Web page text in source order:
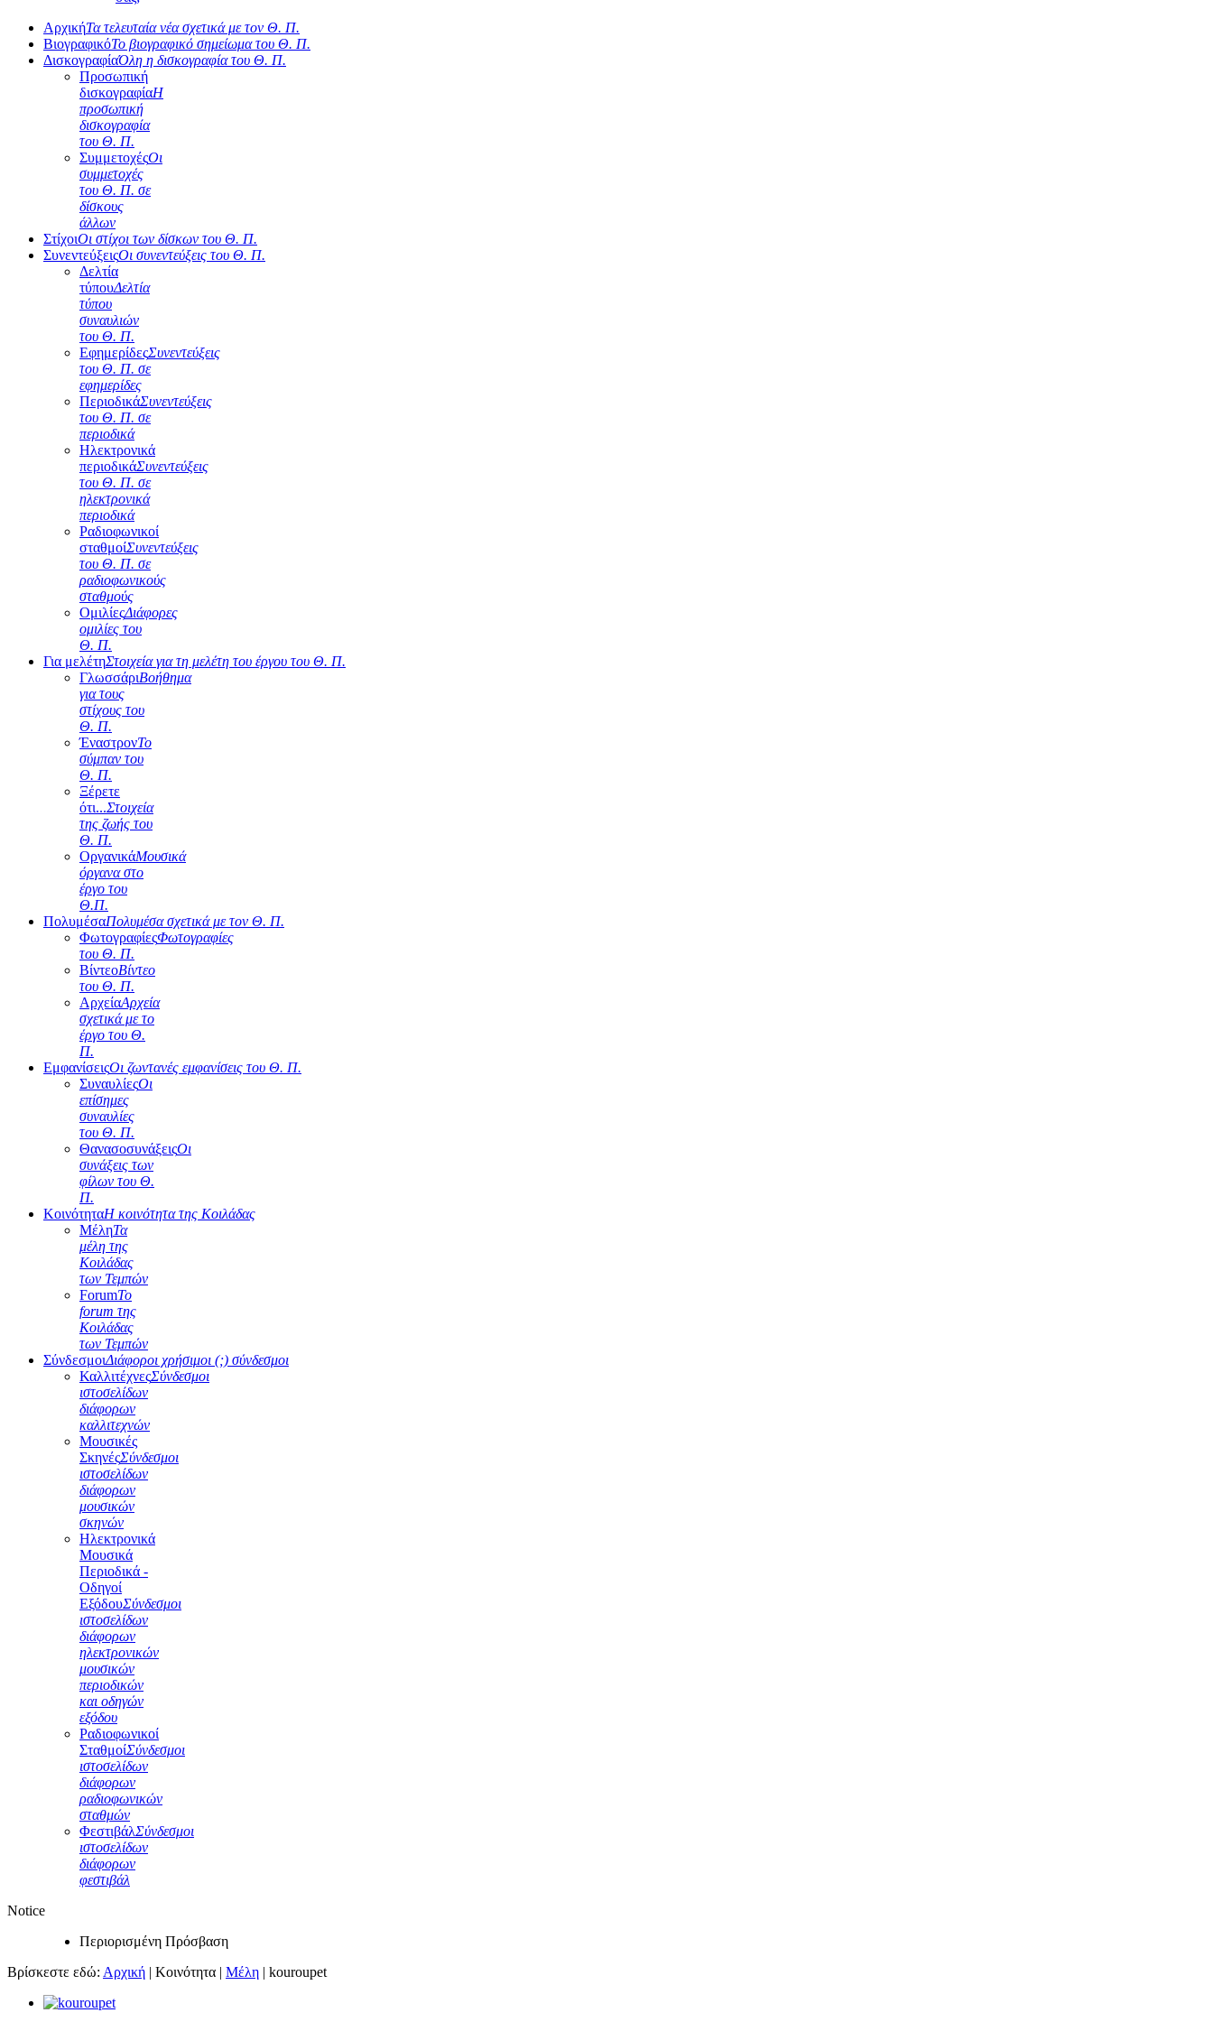
ΑρχικήΤα τελευταία νέα σχετικά με τον Θ. Π.
ΒιογραφικόΤο βιογραφικό σημείωμα του Θ. Π.
ΔισκογραφίαΌλη η δισκογραφία του Θ. Π.
Προσωπική
δισκογραφίαΗ
προσωπική
δισκογραφία
του Θ. Π.
ΣυμμετοχέςΟι
συμμετοχές
του Θ. Π. σε
δίσκους
άλλων
ΣτίχοιΟι στίχοι των δίσκων του Θ. Π.
ΣυνεντεύξειςΟι συνεντεύξεις του Θ. Π.
Δελτία
τύπουΔελτία
τύπου
συναυλιών
του Θ. Π.
ΕφημερίδεςΣυνεντεύξεις
του Θ. Π. σε
εφημερίδες
ΠεριοδικάΣυνεντεύξεις
του Θ. Π. σε
περιοδικά
Ηλεκτρονικά
περιοδικάΣυνεντεύξεις
του Θ. Π. σε
ηλεκτρονικά
περιοδικά
Ραδιοφωνικοί
σταθμοίΣυνεντεύξεις
του Θ. Π. σε
ραδιοφωνικούς
σταθμούς
ΟμιλίεςΔιάφορες
ομιλίες του
Θ. Π.
Για μελέτηΣτοιχεία για τη μελέτη του έργου του Θ. Π.
ΓλωσσάριΒοήθημα
για τους
στίχους του
Θ. Π.
ΈναστρονΤο
σύμπαν του
Θ. Π.
Ξέρετε
ότι...Στοιχεία
της ζωής του
Θ. Π.
ΟργανικάΜουσικά
όργανα στο
έργο του
Θ.Π.
ΠολυμέσαΠολυμέσα σχετικά με τον Θ. Π.
ΦωτογραφίεςΦωτογραφίες
του Θ. Π.
ΒίντεοΒίντεο
του Θ. Π.
ΑρχείαΑρχεία
σχετικά με το
έργο του Θ.
Π.
ΕμφανίσειςΟι ζωντανές εμφανίσεις του Θ. Π.
ΣυναυλίεςΟι
επίσημες
συναυλίες
του Θ. Π.
ΘανασοσυνάξειςΟι
συνάξεις των
φίλων του Θ.
Π.
ΚοινότηταΗ κοινότητα της Κοιλάδας
ΜέληΤα
μέλη της
Κοιλάδας
των Τεμπών
ForumΤο
forum της
Κοιλάδας
των Τεμπών
ΣύνδεσμοιΔιάφοροι χρήσιμοι (;) σύνδεσμοι
ΚαλλιτέχνεςΣύνδεσμοι
ιστοσελίδων
διάφορων
καλλιτεχνών
Μουσικές
ΣκηνέςΣύνδεσμοι
ιστοσελίδων
διάφορων
μουσικών
σκηνών
Ηλεκτρονικά
Μουσικά
Περιοδικά -
Οδηγοί
ΕξόδουΣύνδεσμοι
ιστοσελίδων
διάφορων
ηλεκτρονικών
μουσικών
περιοδικών
και οδηγών
εξόδου
Ραδιοφωνικοί
ΣταθμοίΣύνδεσμοι
ιστοσελίδων
διάφορων
ραδιοφωνικών
σταθμών
ΦεστιβάλΣύνδεσμοι
ιστοσελίδων
διάφορων
φεστιβάλ
Notice
Περιορισμένη Πρόσβαση
Βρίσκεστε εδώ: Αρχική | Κοινότητα | Μέλη | kouroupet